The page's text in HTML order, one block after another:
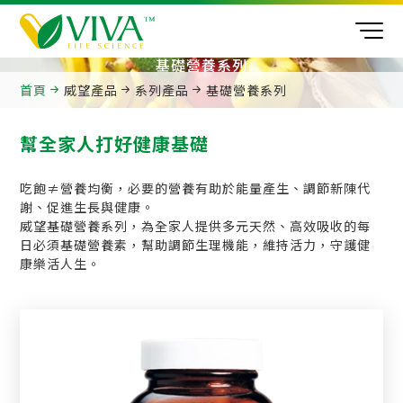
基礎營養系列
首頁 威望產品 系列產品 基礎營養系列
幫全家人打好健康基礎
吃飽≠營養均衡，必要的營養有助於能量產生、調節新陳代
謝、促進生長與健康。
威望基礎營養系列，為全家人提供多元天然、高效吸收的每
日必須基礎營養素，幫助調節生理機能，維持活力，守護健
康樂活人生。